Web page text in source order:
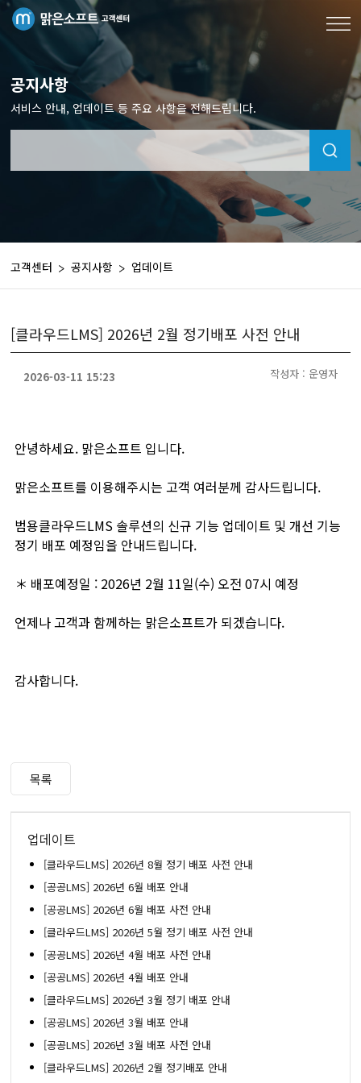
공지사항
서비스 안내, 업데이트 등 주요 사항을 전해드립니다.
고객센터 공지사항 업데이트
[클라우드LMS] 2026년 2월 정기배포 사전 안내
2026-03-11 15:23 작성자 : 운영자
안녕하세요. 맑은소프트 입니다.
맑은소프트를 이용해주시는 고객 여러분께 감사드립니다.
범용클라우드LMS 솔루션의 신규 기능 업데이트 및 개선 기능
정기 배포 예정임을 안내드립니다.
＊ 배포예정일 : 2026년 2월 11일(수) 오전 07시 예정
언제나 고객과 함께하는 맑은소프트가 되겠습니다.
감사합니다.
목록
업데이트
[클라우드LMS] 2026년 8월 정기 배포 사전 안내
[공공LMS] 2026년 6월 배포 안내
[공공LMS] 2026년 6월 배포 사전 안내
[클라우드LMS] 2026년 5월 정기 배포 사전 안내
[공공LMS] 2026년 4월 배포 사전 안내
[공공LMS] 2026년 4월 배포 안내
[클라우드LMS] 2026년 3월 정기 배포 안내
[공공LMS] 2026년 3월 배포 안내
[공공LMS] 2026년 3월 배포 사전 안내
[클라우드LMS] 2026년 2월 정기배포 안내